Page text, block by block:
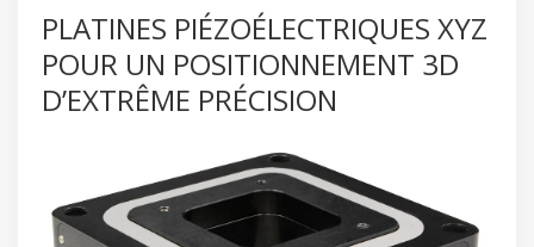
PLATINES PIÉZOÉLECTRIQUES XYZ
POUR UN POSITIONNEMENT 3D
D’EXTRÊME PRÉCISION